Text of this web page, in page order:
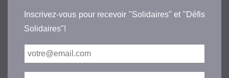
Inscrivez-vous pour recevoir "Solidaires" et "Défis
Solidaires"!